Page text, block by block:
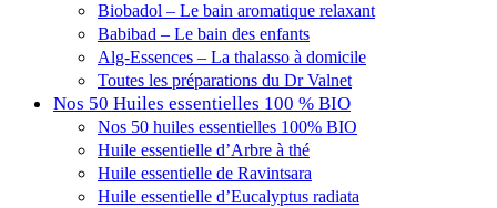
Biobadol – Le bain aromatique relaxant
Babibad – Le bain des enfants
Alg-Essences – La thalasso à domicile
Toutes les préparations du Dr Valnet
Nos 50 Huiles essentielles 100 % BIO
Nos 50 huiles essentielles 100% BIO
Huile essentielle d’Arbre à thé
Huile essentielle de Ravintsara
Huile essentielle d’Eucalyptus radiata